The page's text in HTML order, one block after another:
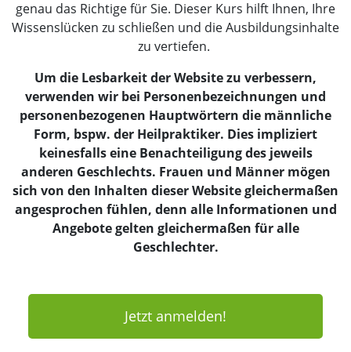
genau das Richtige für Sie. Dieser Kurs hilft Ihnen, Ihre
Wissenslücken zu schließen und die Ausbildungsinhalte
zu vertiefen.
Um die Lesbarkeit der Website zu verbessern,
verwenden wir bei Personenbezeichnungen und
personenbezogenen Hauptwörtern die männliche
Form, bspw. der Heilpraktiker. Dies impliziert
keinesfalls eine Benachteiligung des jeweils
anderen Geschlechts. Frauen und Männer mögen
sich von den Inhalten dieser Website gleichermaßen
angesprochen fühlen, denn alle Informationen und
Angebote gelten gleichermaßen für alle
Geschlechter.
Jetzt anmelden!